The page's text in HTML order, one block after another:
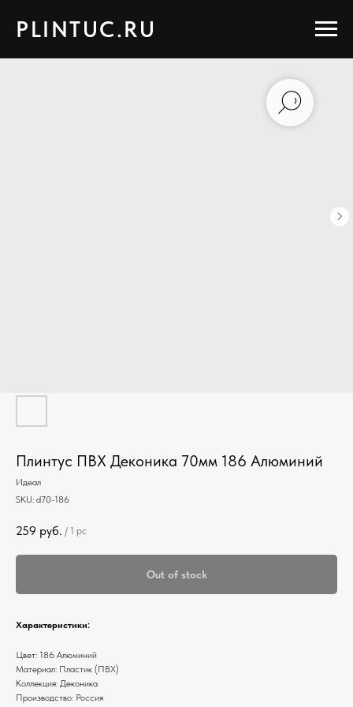
PLINTUC.RU
Плинтус ПВХ Деконика 70мм 186 Алюминий
Идеал
SKU: d70-186
259 руб. / 1 pc
Out of stock
Характеристики:
Цвет: 186 Алюминий
Материал: Пластик (ПВХ)
Коллекция: Деконика
Производство: Россия